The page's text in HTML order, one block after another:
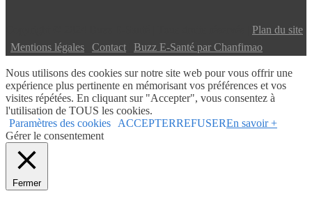
Plan du site
Mentions légales Contact Buzz E-Santé par Chanfimao
Nous utilisons des cookies sur notre site web pour vous offrir une
expérience plus pertinente en mémorisant vos préférences et vos
visites répétées. En cliquant sur "Accepter", vous consentez à
l'utilisation de TOUS les cookies.
Paramètres des cookies
ACCEPTERREFUSEREn savoir +
Gérer le consentement
Fermer